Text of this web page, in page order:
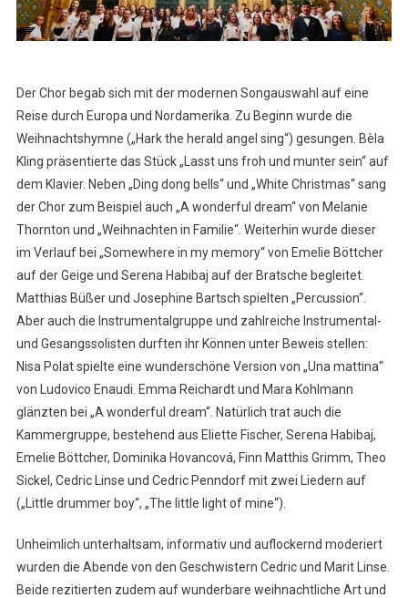
Der Chor begab sich mit der modernen Songauswahl auf eine
Reise durch Europa und Nordamerika. Zu Beginn wurde die
Weihnachtshymne („Hark the herald angel sing“) gesungen. Bèla
Kling präsentierte das Stück „Lasst uns froh und munter sein“ auf
dem Klavier. Neben „Ding dong bells“ und „White Christmas“ sang
der Chor zum Beispiel auch „A wonderful dream“ von Melanie
Thornton und „Weihnachten in Familie“. Weiterhin wurde dieser
im Verlauf bei „Somewhere in my memory“ von Emelie Böttcher
auf der Geige und Serena Habibaj auf der Bratsche begleitet.
Matthias Büßer und Josephine Bartsch spielten „Percussion“.
Aber auch die Instrumentalgruppe und zahlreiche Instrumental-
und Gesangssolisten durften ihr Können unter Beweis stellen:
Nisa Polat spielte eine wunderschöne Version von „Una mattina“
von Ludovico Enaudi. Emma Reichardt und Mara Kohlmann
glänzten bei „A wonderful dream“. Natürlich trat auch die
Kammergruppe, bestehend aus Eliette Fischer, Serena Habibaj,
Emelie Böttcher, Dominika Hovancová, Finn Matthis Grimm, Theo
Sickel, Cedric Linse und Cedric Penndorf mit zwei Liedern auf
(„Little drummer boy“, „The little light of mine“).
Unheimlich unterhaltsam, informativ und auflockernd moderiert
wurden die Abende von den Geschwistern Cedric und Marit Linse.
Beide rezitierten zudem auf wunderbare weihnachtliche Art und